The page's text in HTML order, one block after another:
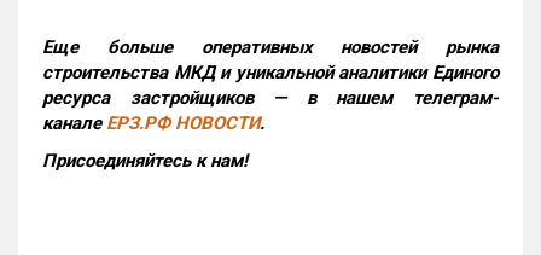
Еще больше оперативных новостей рынка
строительства МКД и уникальной аналитики Единого
ресурса застройщиков — в нашем телеграм-
канале ЕРЗ.РФ НОВОСТИ.
Присоединяйтесь к нам!